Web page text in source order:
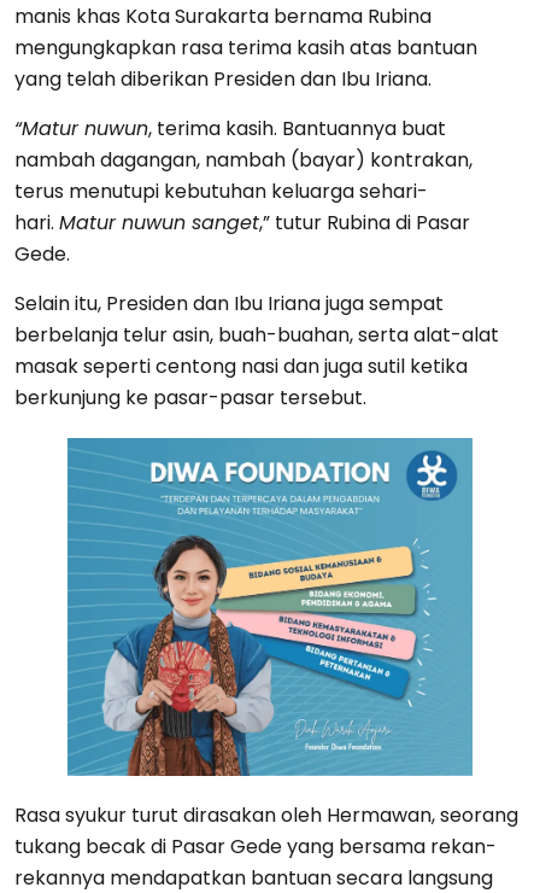
manis khas Kota Surakarta bernama Rubina
mengungkapkan rasa terima kasih atas bantuan
yang telah diberikan Presiden dan Ibu Iriana.
“Matur nuwun, terima kasih. Bantuannya buat
nambah dagangan, nambah (bayar) kontrakan,
terus menutupi kebutuhan keluarga sehari-
hari. Matur nuwun sanget,” tutur Rubina di Pasar
Gede.
Selain itu, Presiden dan Ibu Iriana juga sempat
berbelanja telur asin, buah-buahan, serta alat-alat
masak seperti centong nasi dan juga sutil ketika
berkunjung ke pasar-pasar tersebut.
Rasa syukur turut dirasakan oleh Hermawan, seorang
tukang becak di Pasar Gede yang bersama rekan-
rekannya mendapatkan bantuan secara langsung